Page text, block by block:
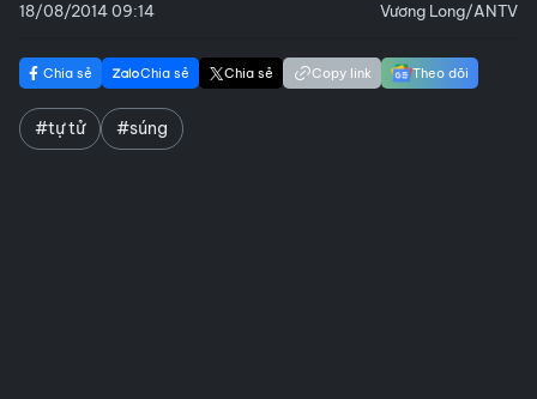
18/08/2014 09:14 Vương Long/ANTV
Chia sẻ Chia sẻ Chia sẻ Copy link Theo dõi
#tự tử #súng